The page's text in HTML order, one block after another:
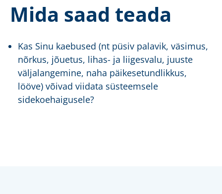
Mida saad teada
Kas Sinu kaebused (nt püsiv palavik, väsimus,
nõrkus, jõuetus, lihas- ja liigesvalu, juuste
väljalangemine, naha päikesetundlikkus,
lööve) võivad viidata süsteemsele
sidekoehaigusele?